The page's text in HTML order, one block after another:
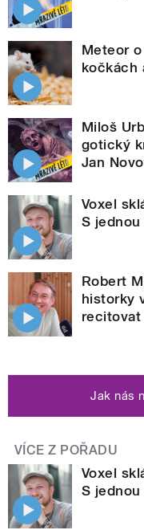
Meteor
kočkách
Miloš
gotický
Jan
Voxel
S
Robert
historky
recitovat
Jak nás
VÍCE Z POŘADU
Voxel
S